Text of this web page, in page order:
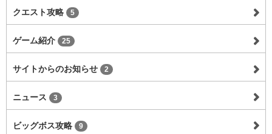
クエスト攻略 5
ゲーム紹介 25
サイトからのお知らせ 2
ニュース 3
ビッグボス攻略 9